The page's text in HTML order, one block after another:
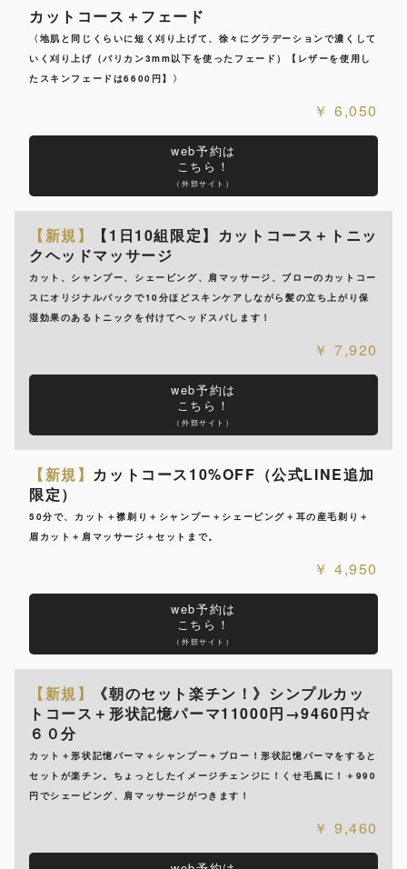
カットコース＋フェード
〈地肌と同じくらいに短く刈り上げて、徐々にグラデーションで濃くして
いく刈り上げ（バリカン3mm以下を使ったフェード）【レザーを使用し
たスキンフェードは6600円】〉
6,050
web予約は
こちら！
（外部サイト）
【新規】
【1日10組限定】カットコース＋トニッ
クヘッドマッサージ
カット、シャンプー、シェービング、肩マッサージ、ブローのカットコー
スにオリジナルパックで10分ほどスキンケアしながら髪の立ち上がり保
湿効果のあるトニックを付けてヘッドスパします！
7,920
web予約は
こちら！
（外部サイト）
【新規】 カットコース10%OFF（公式LINE追加
限定）
50分で、カット＋襟剃り＋シャンプー＋シェービング＋耳の産毛剃り＋
眉カット＋肩マッサージ＋セットまで。
4,950
web予約は
こちら！
（外部サイト）
【新規】
《朝のセット楽チン！》シンプルカッ
トコース＋形状記憶パーマ11000円→9460円☆
６０分
カット＋形状記憶パーマ＋シャンプー＋ブロー！形状記憶パーマをすると
セットが楽チン。ちょっとしたイメージチェンジに！くせ毛風に！＋990
円でシェービング、肩マッサージがつきます！
9,460